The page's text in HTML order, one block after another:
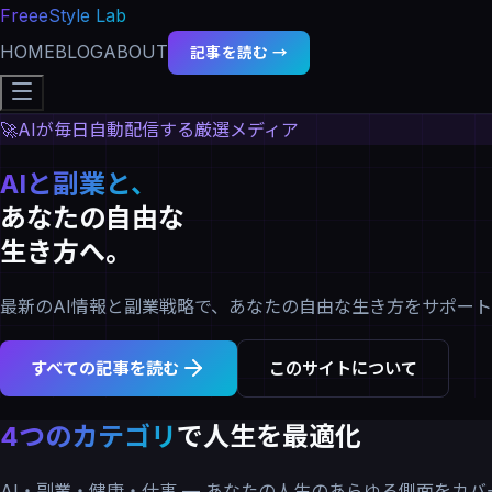
FreeeStyle Lab
HOMEBLOGABOUT 記事を読む →
🚀AIが毎日自動配信する厳選メディア
AIと副業と、
あなたの自由な
生き方へ。
最新のAI情報と副業戦略で、あなたの自由な生き方をサポート
すべての記事を読む このサイトについて
4つのカテゴリで人生を最適化